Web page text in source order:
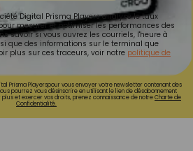
Digital Prisma Players analyse le taux
mesurer et optimiser les performances des
savoir si vous ouvrez les courriels, l'heure à
que des informations sur le terminal que
plus sur ces traceurs, voir notre politique de
Prisma Playerspour vous envoyer votre newsletter contenant des
pourrez vous désinscrire en utilisant le lien de désabonnement
et exercer vos droits, prenez connaissance de notreCharte de
Confidentialité.